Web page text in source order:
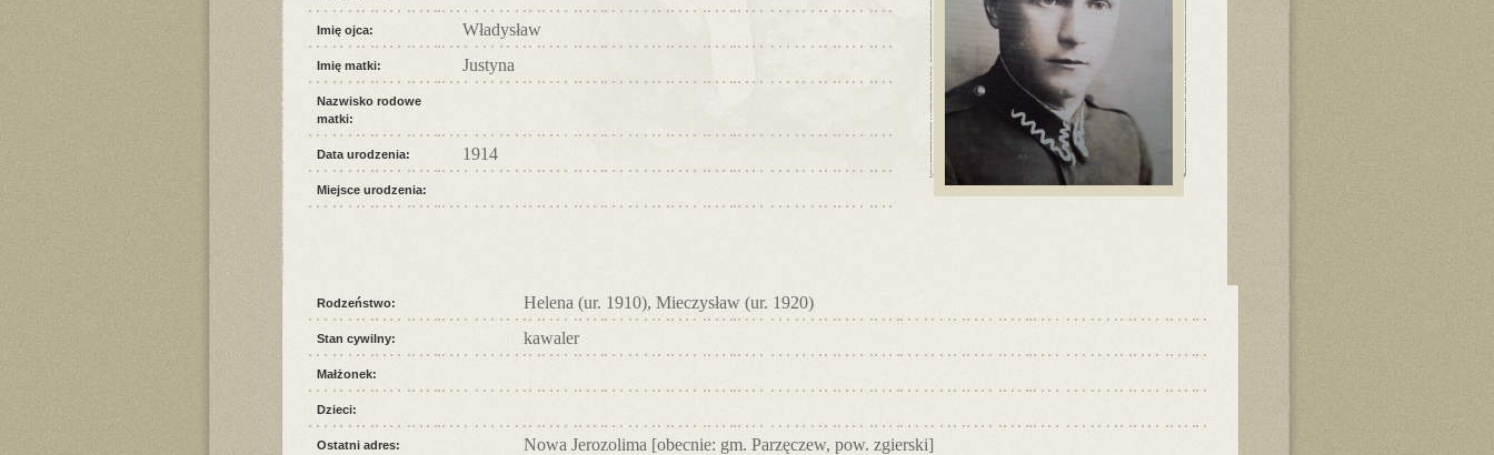
Imię ojca: Władysław
Imię matki: Justyna
Nazwisko rodowe
matki:
Data urodzenia: 1914
Miejsce urodzenia:
Rodzeństwo: Helena (ur. 1910), Mieczysław (ur. 1920)
Stan cywilny: kawaler
Małżonek:
Dzieci:
Ostatni adres: Nowa Jerozolima [obecnie: gm. Parzęczew, pow. zgierski]